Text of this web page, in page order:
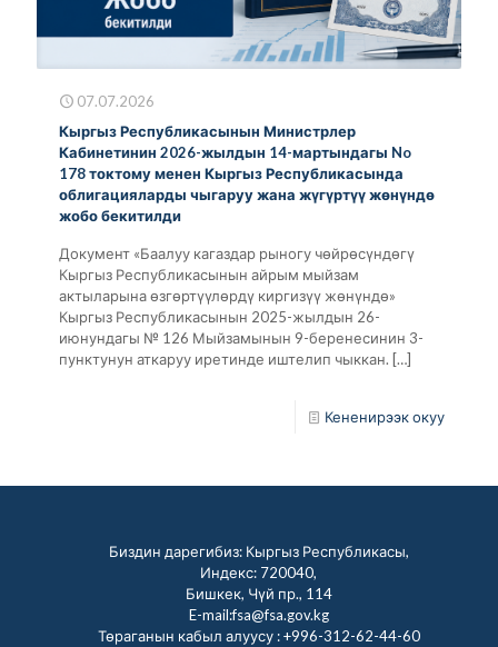
07.07.2026
Кыргыз Республикасынын Министрлер
Кабинетинин 2026-жылдын 14-мартындагы No
178 токтому менен Кыргыз Республикасында
облигацияларды чыгаруу жана жүгүртүү жөнүндө
жобо бекитилди
Документ «Баалуу кагаздар рыногу чөйрөсүндөгү
Кыргыз Республикасынын айрым мыйзам
актыларына өзгөртүүлөрдү киргизүү жөнүндө»
Кыргыз Республикасынын 2025-жылдын 26-
июнундагы № 126 Мыйзамынын 9-беренесинин 3-
пунктунун аткаруу иретинде иштелип чыккан. […]
Кененирээк окуу
Биздин дарегибиз: Кыргыз Республикасы,
Индекс: 720040,
Бишкек, Чүй пр., 114
E-mail:fsa@fsa.gov.kg
Төраганын кабыл алуусу :+996-312-62-44-60